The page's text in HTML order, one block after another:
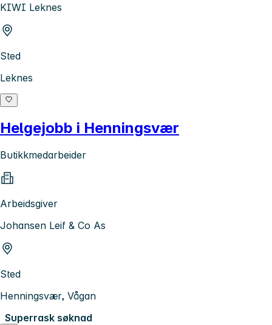
KIWI Leknes
Sted
Leknes
Helgejobb i Henningsvær
Butikkmedarbeider
Arbeidsgiver
Johansen Leif & Co As
Sted
Henningsvær, Vågan
Superrask søknad